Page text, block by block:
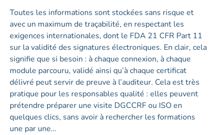
Toutes les informations sont stockées sans risque et
avec un maximum de traçabilité, en respectant les
exigences internationales, dont le FDA 21 CFR Part 11
sur la validité des signatures électroniques. En clair, cela
signifie que si besoin : à chaque connexion, à chaque
module parcouru, validé ainsi qu’à chaque certificat
délivré peut servir de preuve à l’auditeur. Cela est très
pratique pour les responsables qualité : elles peuvent
prétendre préparer une visite DGCCRF ou ISO en
quelques clics, sans avoir à rechercher les formations
une par une…